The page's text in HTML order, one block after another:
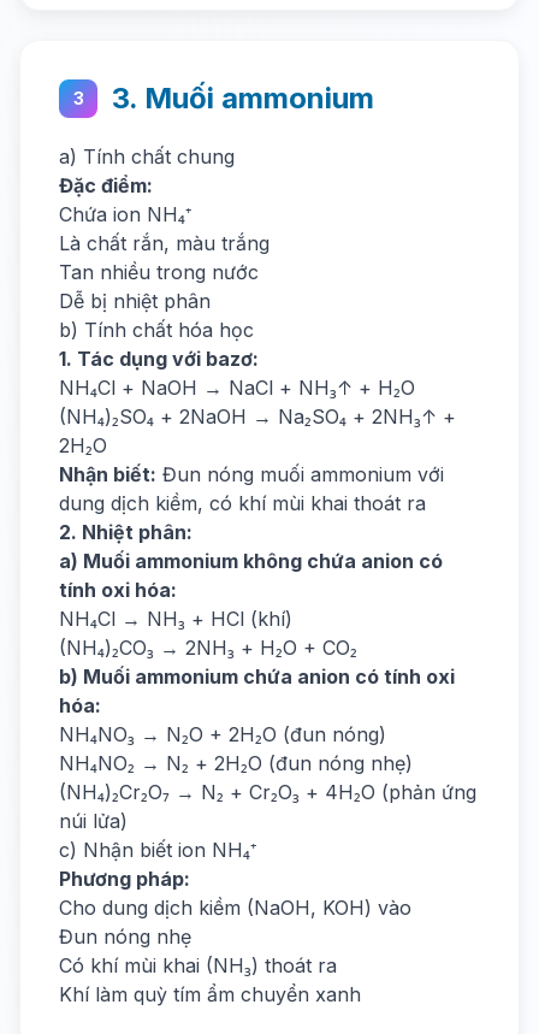
3 3. Muối ammonium
a) Tính chất chung
Đặc điểm:
Chứa ion NH₄⁺
Là chất rắn, màu trắng
Tan nhiều trong nước
Dễ bị nhiệt phân
b) Tính chất hóa học
1. Tác dụng với bazơ:
NH₄Cl + NaOH → NaCl + NH₃↑ + H₂O
(NH₄)₂SO₄ + 2NaOH → Na₂SO₄ + 2NH₃↑ +
2H₂O
Nhận biết: Đun nóng muối ammonium với
dung dịch kiềm, có khí mùi khai thoát ra
2. Nhiệt phân:
a) Muối ammonium không chứa anion có
tính oxi hóa:
NH₄Cl → NH₃ + HCl (khí)
(NH₄)₂CO₃ → 2NH₃ + H₂O + CO₂
b) Muối ammonium chứa anion có tính oxi
hóa:
NH₄NO₃ → N₂O + 2H₂O (đun nóng)
NH₄NO₂ → N₂ + 2H₂O (đun nóng nhẹ)
(NH₄)₂Cr₂O₇ → N₂ + Cr₂O₃ + 4H₂O (phản ứng
núi lửa)
c) Nhận biết ion NH₄⁺
Phương pháp:
Cho dung dịch kiềm (NaOH, KOH) vào
Đun nóng nhẹ
Có khí mùi khai (NH₃) thoát ra
Khí làm quỳ tím ẩm chuyển xanh